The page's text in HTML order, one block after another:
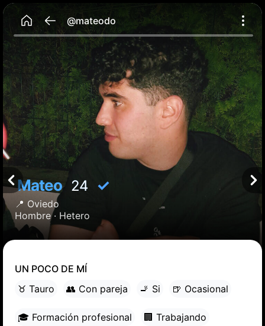
@mateodo
Mateo 24 ✓
📍 Oviedo
Hombre · Hetero
UN POCO DE MÍ
♉ Tauro
👥 Con pareja 🚬 Si 🍺 Ocasional
🎓 Formación profesional 🏢 Trabajando